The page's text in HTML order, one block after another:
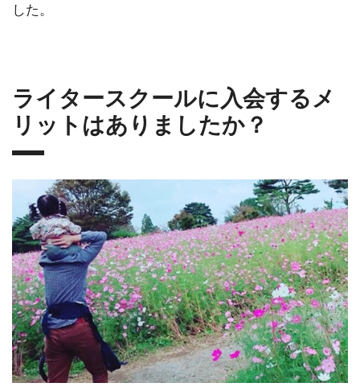
した。
ライタースクールに入会するメ
リットはありましたか？